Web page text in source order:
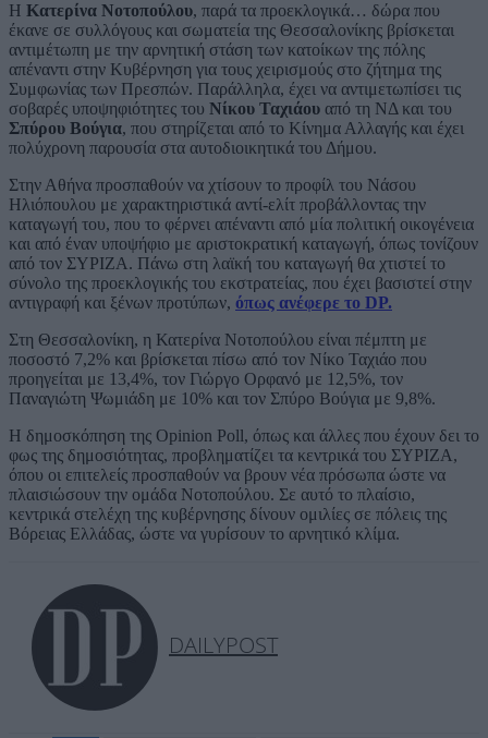
Η Κατερίνα Νοτοπούλου, παρά τα προεκλογικά… δώρα που
έκανε σε συλλόγους και σωματεία της Θεσσαλονίκης βρίσκεται
αντιμέτωπη με την αρνητική στάση των κατοίκων της πόλης
απέναντι στην Κυβέρνηση για τους χειρισμούς στο ζήτημα της
Συμφωνίας των Πρεσπών. Παράλληλα, έχει να αντιμετωπίσει τις
σοβαρές υποψηφιότητες του Νίκου Ταχιάου από τη ΝΔ και του
Σπύρου Βούγια, που στηρίζεται από το Κίνημα Αλλαγής και έχει
πολύχρονη παρουσία στα αυτοδιοικητικά του Δήμου.
Στην Αθήνα προσπαθούν να χτίσουν το προφίλ του Νάσου
Ηλιόπουλου με χαρακτηριστικά αντί-ελίτ προβάλλοντας την
καταγωγή του, που το φέρνει απέναντι από μία πολιτική οικογένεια
και από έναν υποψήφιο με αριστοκρατική καταγωγή, όπως τονίζουν
από τον ΣΥΡΙΖΑ. Πάνω στη λαϊκή του καταγωγή θα χτιστεί το
σύνολο της προεκλογικής του εκστρατείας, που έχει βασιστεί στην
αντιγραφή και ξένων προτύπων, όπως ανέφερε το DP.
Στη Θεσσαλονίκη, η Κατερίνα Νοτοπούλου είναι πέμπτη με
ποσοστό 7,2% και βρίσκεται πίσω από τον Νίκο Ταχιάο που
προηγείται με 13,4%, τον Γιώργο Ορφανό με 12,5%, τον
Παναγιώτη Ψωμιάδη με 10% και τον Σπύρο Βούγια με 9,8%.
Η δημοσκόπηση της Opinion Poll, όπως και άλλες που έχουν δει το
φως της δημοσιότητας, προβληματίζει τα κεντρικά του ΣΥΡΙΖΑ,
όπου οι επιτελείς προσπαθούν να βρουν νέα πρόσωπα ώστε να
πλαισιώσουν την ομάδα Νοτοπούλου. Σε αυτό το πλαίσιο,
κεντρικά στελέχη της κυβέρνησης δίνουν ομιλίες σε πόλεις της
Βόρειας Ελλάδας, ώστε να γυρίσουν το αρνητικό κλίμα.
DAILYPOST